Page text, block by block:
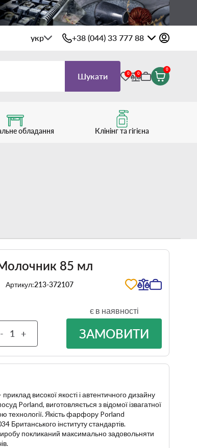
укр +38 (044) 33 777 88
Шукати 0 0
0
обладання Клінінг та гігієна
85 мл
Артикул:213-372107
- +
є в наявності
ЗАМОВИТИ
високої якості і автентичного дизайну
Porland, виготовляється з відомої ізвагатної
технології. Якість фарфору Porland
Британського інституту стандартів.
покликаний максимально задовольняти